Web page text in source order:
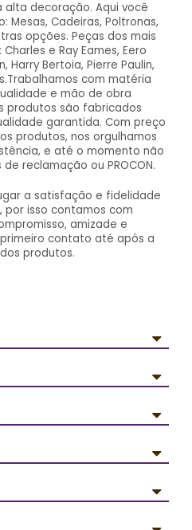
alta decoração. Aqui você
Mesas, Cadeiras, Poltronas,
opções. Peças dos mais
e Ray Eames, Eero
Harry Bertoia, Pierre Paulin,
com matéria
e mão de obra
produtos são fabricados
garantida. Com preço
produtos, nos orgulhamos
e até o momento não
reclamação ou PROCON.
a satisfação e fidelidade
por isso contamos com
amizade e
contato até após a
produtos.